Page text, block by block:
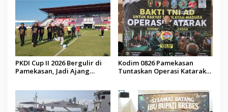
PKDI Cup II 2026 Bergulir di
Pamekasan, Jadi Ajang
Kodim 0826 Pamekasan
Tuntaskan Operasi Katarak